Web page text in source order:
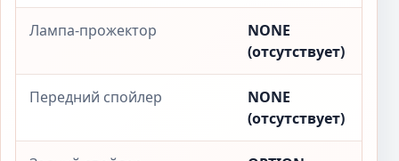
Лампа-прожектор
NONE
(отсутствует)
Передний спойлер
NONE
(отсутствует)